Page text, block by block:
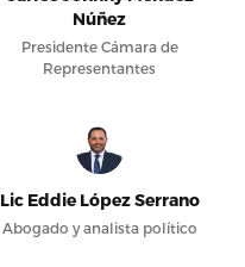
Núñez
Presidente Cámara de
Representantes
Lic Eddie López Serrano
Abogado y analista político